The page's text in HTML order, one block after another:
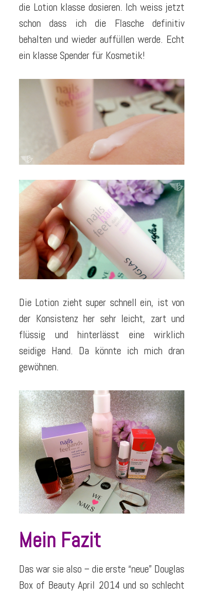
die Lotion klasse dosieren. Ich weiss jetzt
schon dass ich die Flasche definitiv
behalten und wieder auffüllen werde. Echt
ein klasse Spender für Kosmetik!
Die Lotion zieht super schnell ein, ist von
der Konsistenz her sehr leicht, zart und
flüssig und hinterlässt eine wirklich
seidige Hand. Da könnte ich mich dran
gewöhnen.
Mein Fazit
Das war sie also – die erste “neue” Douglas
Box of Beauty April 2014 und so schlecht